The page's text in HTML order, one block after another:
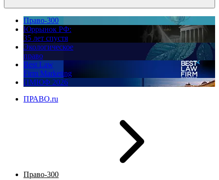
Право-300
Юррынок РФ:
35 лет спустя
Экологическое
право
Best Law
Firm Marketing
ПМЮФ 2026
ПРАВО.ru
Право-300